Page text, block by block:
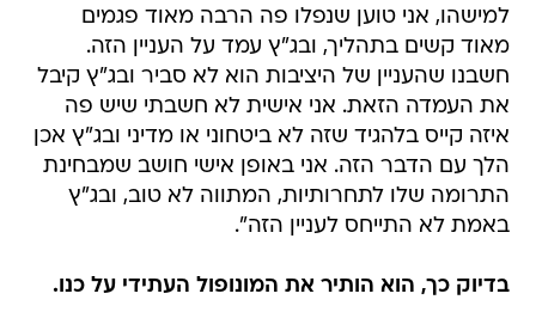
למישהו, אני טוען שנפלו פה הרבה מאוד פגמים
מאוד קשים בתהליך, ובג"ץ עמד על העניין הזה.
חשבנו שהעניין של היציבות הוא לא סביר ובג"ץ קיבל
את העמדה הזאת. אני אישית לא חשבתי שיש פה
איזה קייס בלהגיד שזה לא ביטחוני או מדיני ובג"ץ אכן
הלך עם הדבר הזה. אני באופן אישי חושב שמבחינת
התרומה שלו לתחרותיות, המתווה לא טוב, ובג"ץ
באמת לא התייחס לעניין הזה".
בדיוק כך, הוא הותיר את המונופול העתידי על כנו.